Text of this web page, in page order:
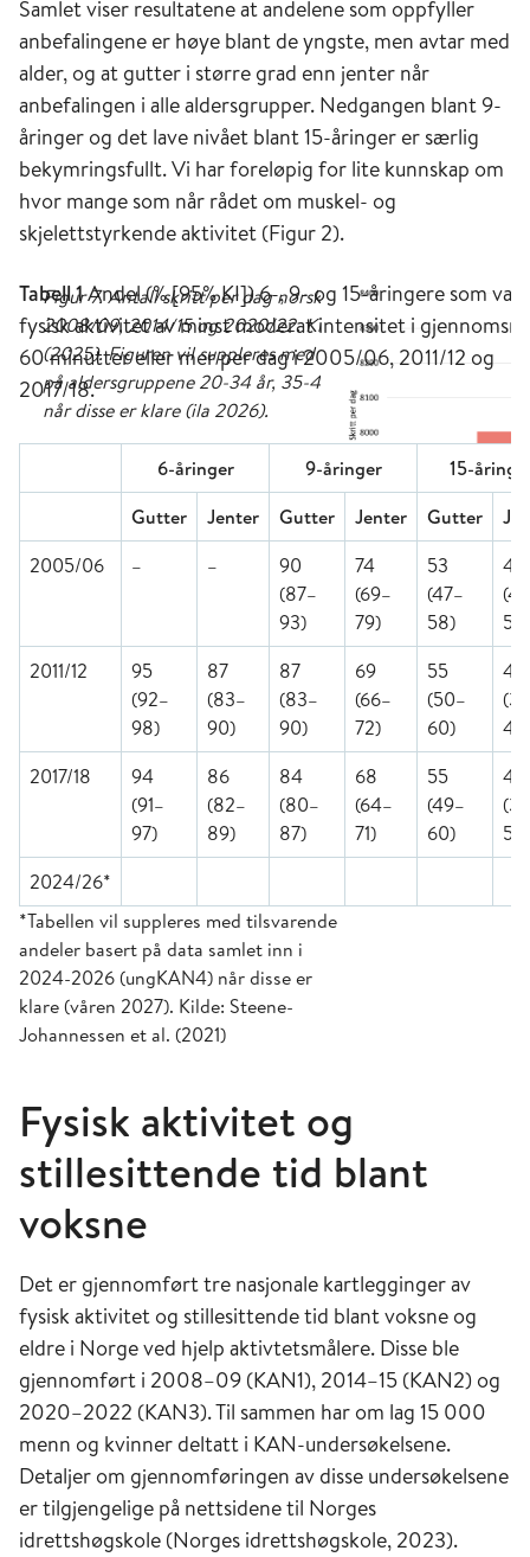
Samlet viser resultatene at andelene som oppfyller
anbefalingene er høye blant de yngste, men avtar med
alder, og at gutter i større grad enn jenter når
anbefalingen i alle aldersgrupper. Nedgangen blant 9-
åringer og det lave nivået blant 15-åringer er særlig
bekymringsfullt. Vi har foreløpig for lite kunnskap om
hvor mange som når rådet om muskel- og
skjelettstyrkende aktivitet (Figur 2).
Tabell1Andel (% [95% KI]) 6-, 9- og 15-åringere som var i
fysisk aktivitet av minst moderat intensitet i
60 minutter eller mer per dag i 2005/06, 2011/12 og
2017/18.
6-åringer 9-åringer
15-
Gutter
Jenter Gutter Jenter Gutter
2005/06
– –
90
(87–
93)
74
(69–
79)
53
(47–
58)
49
57)
2011/12
95
(92–
98)
87
(83–
90)
87
(83–
90)
69
(66–
72)
55
(50–
60)
41
46)
2017/18
94
(91–
97)
86
(82–
89)
84
(80–
87)
68
(64–
71)
55
(49–
60)
44
50)
2024/26*
*Tabellen vil suppleres med tilsvarende
andeler basert på data samlet inn i
2024-2026 (ungKAN4) når disse er
klare (våren 2027). Kilde: Steene-
Johannessen et al. (2021)
Fysisk aktivitet og
stillesittende tid blant
voksne
Det er gjennomført tre nasjonale kartlegginger av
fysisk aktivitet og stillesittende tid blant voksne og
eldre i Norge ved hjelp aktivtetsmålere. Disse ble
gjennomført i 2008–09 (KAN1), 2014–15 (KAN2) og
2020–2022 (KAN3). Til sammen har om lag 15 000
menn og kvinner deltatt i KAN-undersøkelsene.
Detaljer om gjennomføringen av disse undersøkelsene
er tilgjengelige på nettsidene til Norges
idrettshøgskole (Norges idrettshøgskole, 2023).